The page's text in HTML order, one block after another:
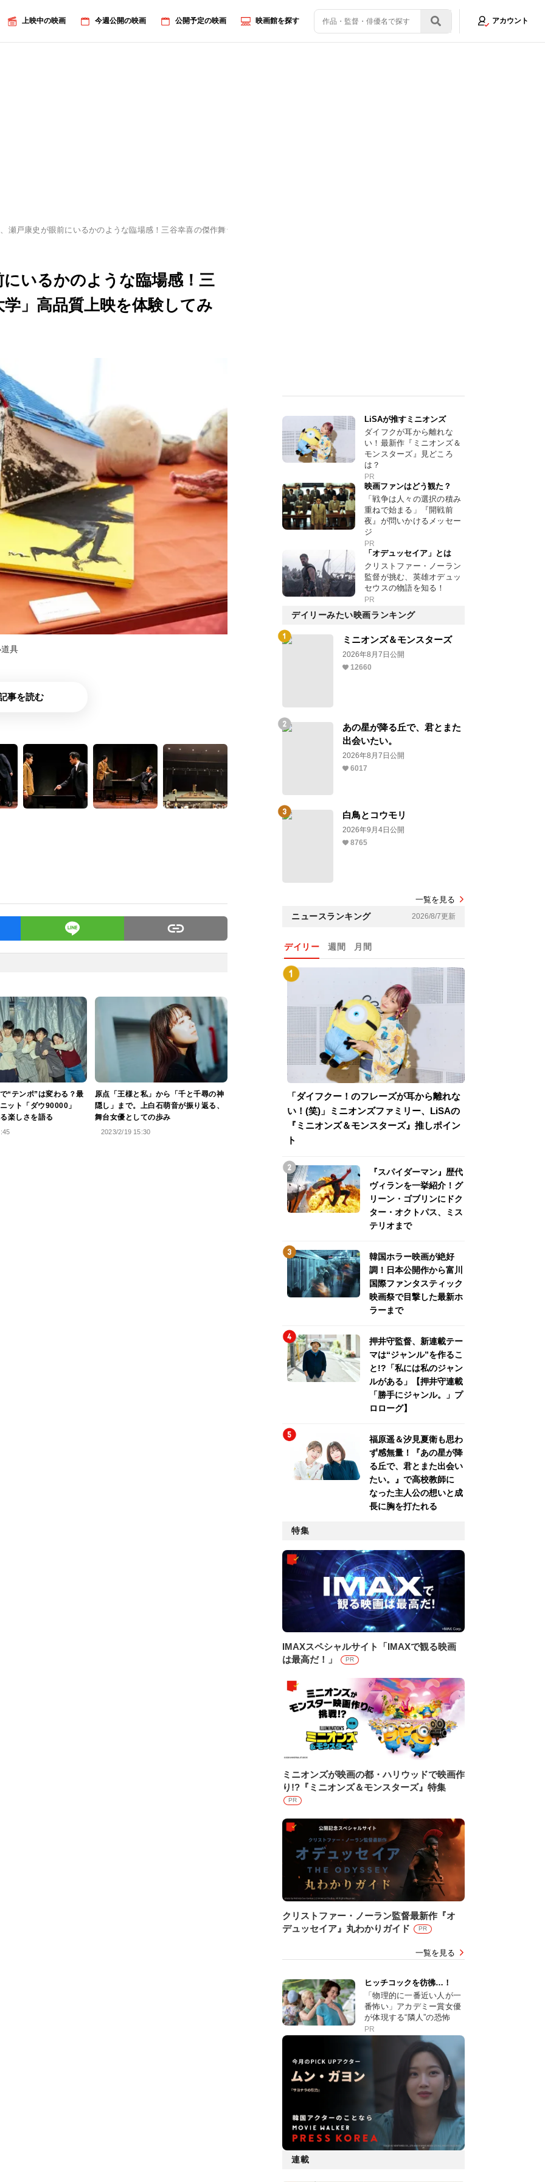
上映中の映画 今週公開の映画 公開予定の映画 映画館を探す アカウント
瀬戸康史が眼前にいるかのような臨場感！三谷幸喜の傑作舞台「笑の大学」高品質上映を体験してみた
いるかのような臨場感！三
」高品質上映を体験してみ
具
事を読む
“テンポ”は変わる？最
ット「ダウ90000」
楽しさを語る
原点「王様と私」から「千と千尋の神
隠し」まで。上白石萌音が振り返る、
舞台女優としての歩み
2023/2/19 15:30
LiSAが推すミニオンズ
ダイフクが耳から離れな
い！最新作『ミニオンズ＆
モンスターズ』見どころ
は？
PR
映画ファンはどう観た？
「戦争は人々の選択の積み
重ねで始まる」『開戦前
夜』が問いかけるメッセー
ジ
PR
「オデュッセイア」とは
クリストファー・ノーラン
監督が挑む、英雄オデュッ
セウスの物語を知る！
PR
デイリーみたい映画ランキング
ミニオンズ＆モンスターズ
2026年8月7日公開
12660
あの星が降る丘で、君とまた
出会いたい。
2026年8月7日公開
6017
白鳥とコウモリ
2026年9月4日公開
8765
一覧を見る
ニュースランキング 2026/8/7更新
デイリー 週間 月間
「ダイフクー！のフレーズが耳から離れな
い！(笑)」ミニオンズファミリー、LiSAの
『ミニオンズ＆モンスターズ』推しポイン
ト
『スパイダーマン』歴代
ヴィランを一挙紹介！グ
リーン・ゴブリンにドク
ター・オクトパス、ミス
テリオまで
韓国ホラー映画が絶好
調！日本公開作から富川
国際ファンタスティック
映画祭で目撃した最新ホ
ラーまで
押井守監督、新連載テー
マは“ジャンル”を作るこ
と!?「私には私のジャン
ルがある」【押井守連載
「勝手にジャンル。」プ
ロローグ】
福原遥＆汐見夏衛も思わ
ず感無量！『あの星が降
る丘で、君とまた出会い
たい。』で高校教師に
なった主人公の想いと成
長に胸を打たれる
特集
IMAXスペシャルサイト「IMAXで観る映画
は最高だ！」
PR
ミニオンズが映画の都・ハリウッドで映画作
り!?『ミニオンズ＆モンスターズ』特集
PR
クリストファー・ノーラン監督最新作『オ
デュッセイア』丸わかりガイド
PR
一覧を見る
ヒッチコックを彷彿…！
「物理的に一番近い人が一
番怖い」アカデミー賞女優
が体現する“隣人”の恐怖
PR
連載